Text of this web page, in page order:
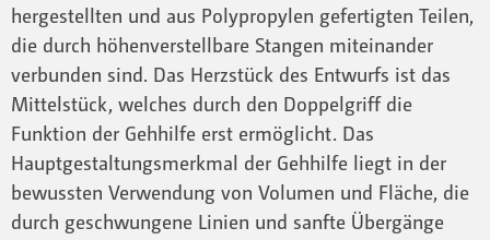
hergestellten und aus Polypropylen gefertigten Teilen,
die durch höhenverstellbare Stangen miteinander
verbunden sind. Das Herzstück des Entwurfs ist das
Mittelstück, welches durch den Doppelgriff die
Funktion der Gehhilfe erst ermöglicht. Das
Hauptgestaltungsmerkmal der Gehhilfe liegt in der
bewussten Verwendung von Volumen und Fläche, die
durch geschwungene Linien und sanfte Übergänge